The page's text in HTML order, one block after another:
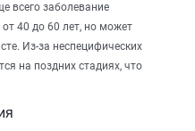
всего заболевание
40 до 60 лет, но может
Из-за неспецифических
на поздних стадиях, что